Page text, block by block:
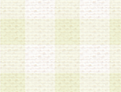
務教育学齢に該
別途定める方法
のとします。